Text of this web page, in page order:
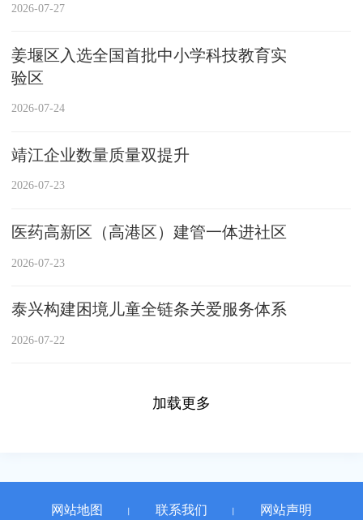
2026-07-27
姜堰区入选全国首批中小学科技教育实
验区
2026-07-24
靖江企业数量质量双提升
2026-07-23
医药高新区（高港区）建管一体进社区
2026-07-23
泰兴构建困境儿童全链条关爱服务体系
2026-07-22
加载更多
网站地图 联系我们 网站声明